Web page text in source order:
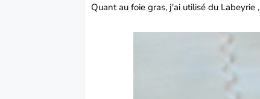
Quant au foie gras, j'ai utilisé du